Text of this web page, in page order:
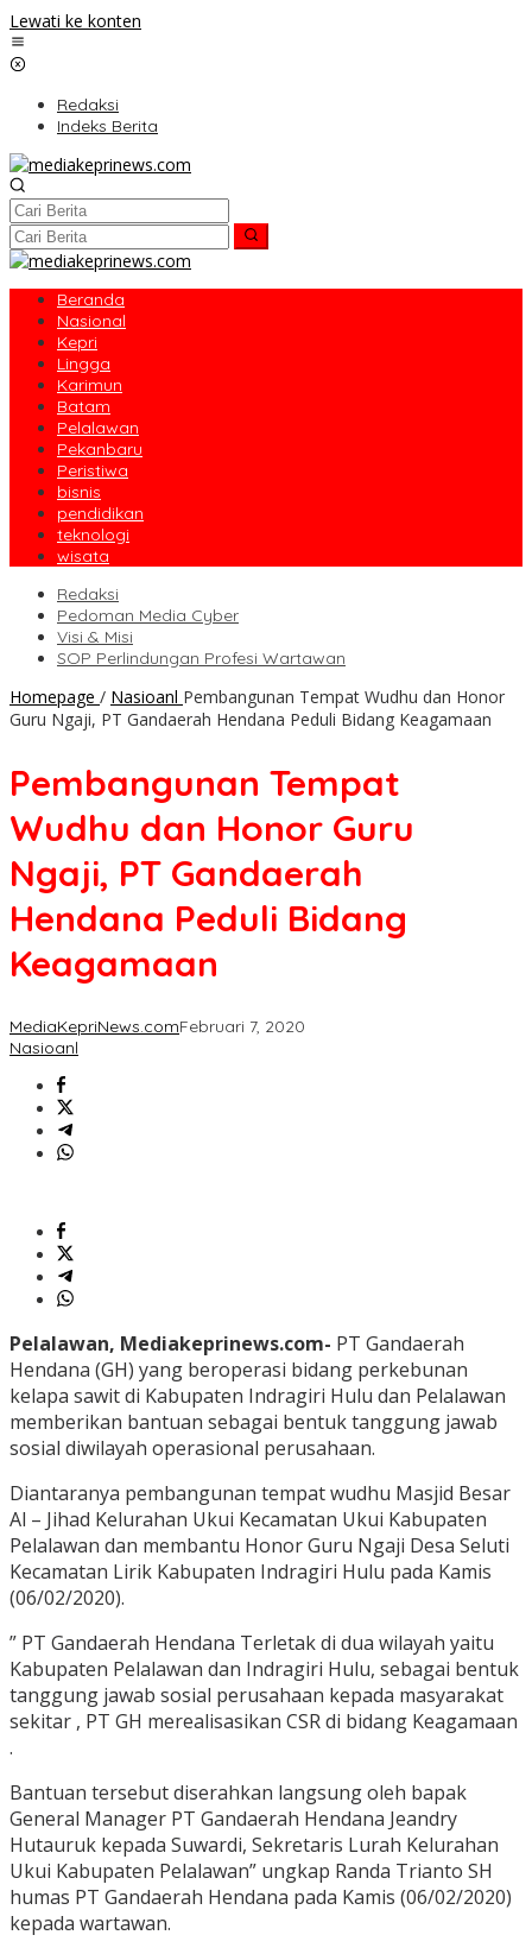
Lewati ke konten
Redaksi
Indeks Berita
Beranda
Nasional
Kepri
Lingga
Karimun
Batam
Pelalawan
Pekanbaru
Peristiwa
bisnis
pendidikan
teknologi
wisata
Redaksi
Pedoman Media Cyber
Visi & Misi
SOP Perlindungan Profesi Wartawan
Homepage / Nasioanl Pembangunan Tempat Wudhu dan Honor
Guru Ngaji, PT Gandaerah Hendana Peduli Bidang Keagamaan
Pembangunan Tempat
Wudhu dan Honor Guru
Ngaji, PT Gandaerah
Hendana Peduli Bidang
Keagamaan
MediaKepriNews.comFebruari 7, 2020
Nasioanl
Pelalawan, Mediakeprinews.com- PT Gandaerah
Hendana (GH) yang beroperasi bidang perkebunan
kelapa sawit di Kabupaten Indragiri Hulu dan Pelalawan
memberikan bantuan sebagai bentuk tanggung jawab
sosial diwilayah operasional perusahaan.
Diantaranya pembangunan tempat wudhu Masjid Besar
Al – Jihad Kelurahan Ukui Kecamatan Ukui Kabupaten
Pelalawan dan membantu Honor Guru Ngaji Desa Seluti
Kecamatan Lirik Kabupaten Indragiri Hulu pada Kamis
(06/02/2020).
” PT Gandaerah Hendana Terletak di dua wilayah yaitu
Kabupaten Pelalawan dan Indragiri Hulu, sebagai bentuk
tanggung jawab sosial perusahaan kepada masyarakat
sekitar , PT GH merealisasikan CSR di bidang Keagamaan
.
Bantuan tersebut diserahkan langsung oleh bapak
General Manager PT Gandaerah Hendana Jeandry
Hutauruk kepada Suwardi, Sekretaris Lurah Kelurahan
Ukui Kabupaten Pelalawan” ungkap Randa Trianto SH
humas PT Gandaerah Hendana pada Kamis (06/02/2020)
kepada wartawan.